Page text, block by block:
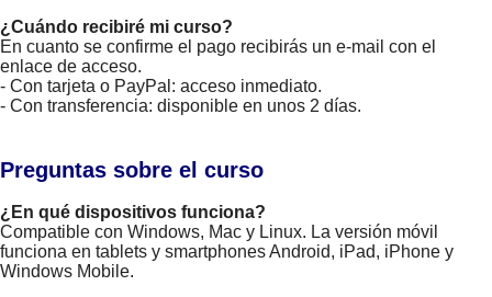
¿Cuándo recibiré mi curso?
En cuanto se confirme el pago recibirás un e-mail con el
enlace de acceso.
- Con tarjeta o PayPal: acceso inmediato.
- Con transferencia: disponible en unos 2 días.
Preguntas sobre el curso
¿En qué dispositivos funciona?
Compatible con Windows, Mac y Linux. La versión móvil
funciona en tablets y smartphones Android, iPad, iPhone y
Windows Mobile.